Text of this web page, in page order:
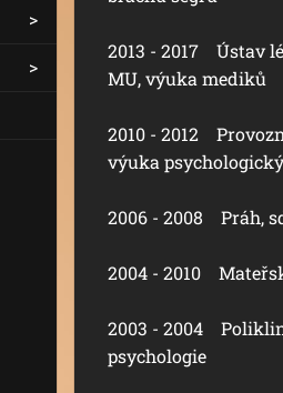
2013 - 2017 Ústav
MU, výuka mediků
2010 - 2012
výuka
2006 - 2008 Práh,
2004 - 2010
2003 - 2004
psychologie